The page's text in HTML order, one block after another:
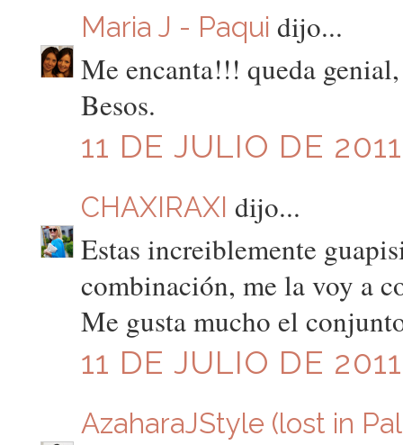
Maria J - Paqui dijo...
Me encanta!!! queda
Besos.
11 DE JULIO DE
CHAXIRAXI dijo...
Estas increiblemente
combinación, me la voy a
Me gusta mucho el
11 DE JULIO DE
AzaharaJStyle (lost in